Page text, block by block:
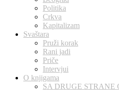
Politika
Crkva
Kapitalizam
Svaštara
Pruži korak
Rani jadi
Priče
Intervjui
O knjigama
SA DRUGE STRANE